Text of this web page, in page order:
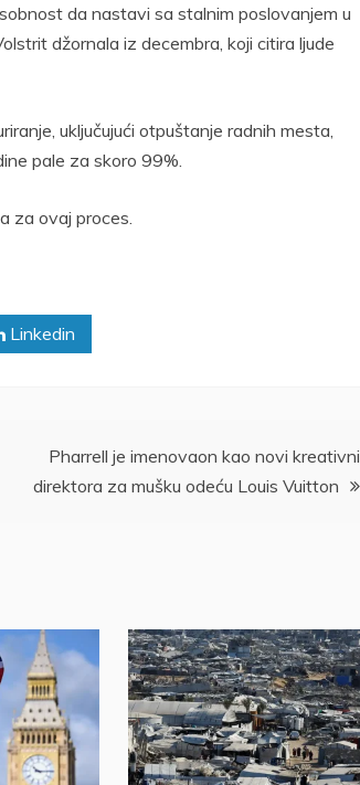
da nastavi sa stalnim poslovanjem u
džornala iz decembra, koji citira ljude
uključujući otpuštanje radnih mesta,
pale za skoro 99%.
za ovaj proces.
Linkedin
Pharrell je imenovaon kao novi kreativni
direktora za mušku odeću Louis Vuitton